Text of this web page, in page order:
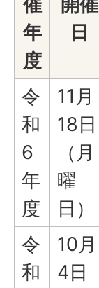
年
度
日
令
和
6
年
度
11月
18日
（月
曜
日）
令
和
10月
4日